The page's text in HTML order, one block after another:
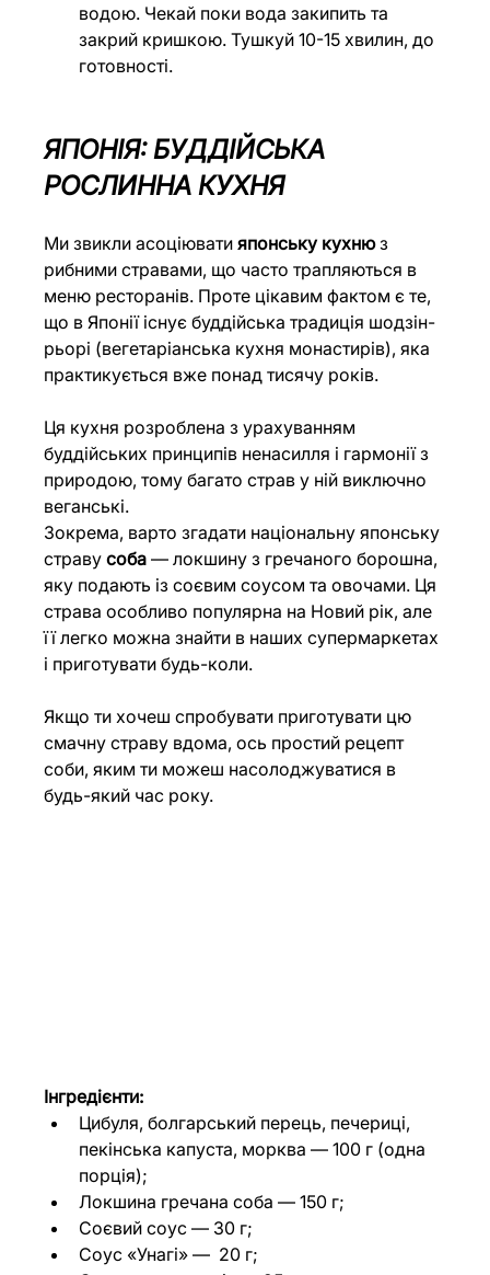
водою. Чекай поки вода закипить та
закрий кришкою. Тушкуй 10-15 хвилин, до
готовності.
ЯПОНІЯ: БУДДІЙСЬКА
РОСЛИННА КУХНЯ
Ми звикли асоціювати японську кухню з
рибними стравами, що часто трапляються в
меню ресторанів. Проте цікавим фактом є те,
що в Японії існує буддійська традиція шодзін-
рьорі (вегетаріанська кухня монастирів), яка
практикується вже понад тисячу років.
Ця кухня розроблена з урахуванням
буддійських принципів ненасилля і гармонії з
природою, тому багато страв у ній виключно
веганські.
Зокрема, варто згадати національну японську
страву соба — локшину з гречаного борошна,
яку подають із соєвим соусом та овочами. Ця
страва особливо популярна на Новий рік, але
її легко можна знайти в наших супермаркетах
і приготувати будь-коли.
Якщо ти хочеш спробувати приготувати цю
смачну страву вдома, ось простий рецепт
соби, яким ти можеш насолоджуватися в
будь-який час року.
Інгредієнти:
Цибуля, болгарський перець, печериці,
пекінська капуста, морква — 100 г (одна
порція);
Локшина гречана соба — 150 г;
Соєвий соус — 30 г;
Соус «Унагі» —  20 г;